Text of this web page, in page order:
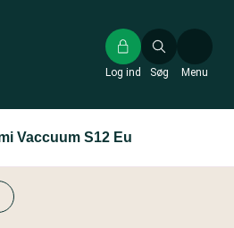
Søg
Log ind Menu
Vaccuum S12 Eu